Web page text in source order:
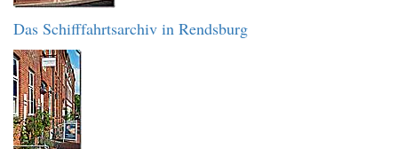
Das Schifffahrtsarchiv in Rendsburg